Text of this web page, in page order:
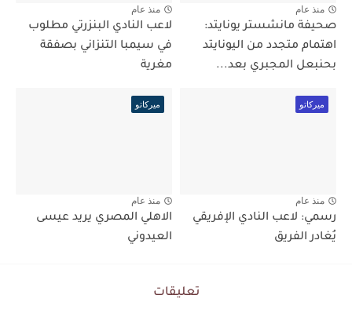
منذ عام
صحيفة مانشستر يونايتد:
اهتمام متجدد من اليونايتد
بحنبعل المجبري بعد...
منذ عام
لاعب النادي البنزرتي مطلوب
في سيمبا التنزاني بصفقة
مغرية
ميركاتو
منذ عام
رسمي: لاعب النادي الإفريقي
يُغادر الفريق
ميركاتو
منذ عام
الاهلي المصري يريد عيسى
العيدوني
تعليقات